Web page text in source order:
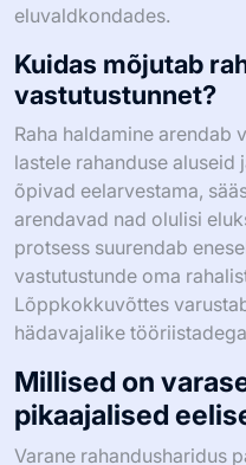
eluvaldkondades.
Kuidas mõjutab
vastutustunnet?
Raha haldamine arendab
lastele rahanduse aluseid
õpivad eelarvestama,
arendavad nad olulisi
protsess suurendab
vastutustunde oma
Lõppkokkuvõttes
hädavajalike
Millised on
pikaajalised
Varane rahandusharidus